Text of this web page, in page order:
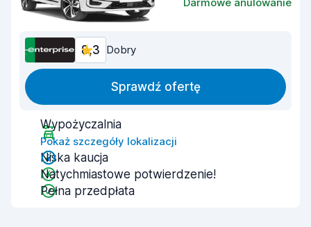
8,3 Dobry
Sprawdź ofertę
Wypożyczalnia
Pokaż szczegóły lokalizacji
Niska kaucja
Natychmiastowe potwierdzenie!
Pełna przedpłata